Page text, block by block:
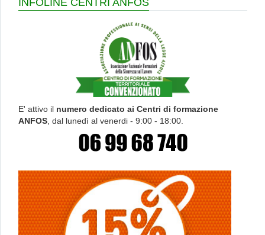
E' attivo il numero dedicato ai Centri di formazione
ANFOS , dal lunedì al venerdi - 9:00 - 18:00.